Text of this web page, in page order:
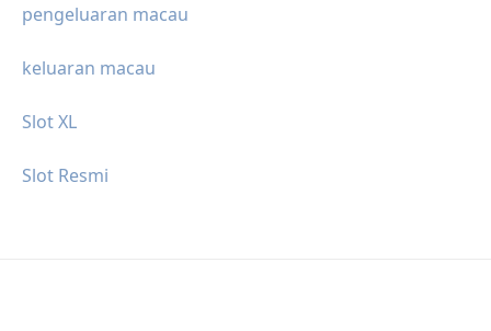
pengeluaran macau
keluaran macau
Slot XL
Slot Resmi